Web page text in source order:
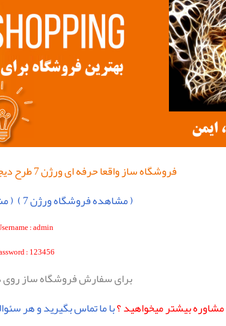
فروشگاهسازواقعاحرفه ای ورژن 7 طرح
( مشاهده فروشگاه ورژن 7 )
(
: admin
: 123456
برای سفارش فروشگاه ساز
مشاوره بيشتر ميخواهيد ؟با ما تماس بگيريد وهر